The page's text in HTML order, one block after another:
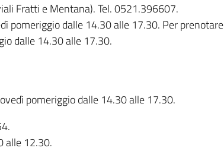
Fratti e Mentana). Tel. 0521.396607.
pomeriggio dalle 14.30 alle 17.30. Per prenotare
dalle 14.30 alle 17.30.
pomeriggio dalle 14.30 alle 17.30.
alle 12.30.